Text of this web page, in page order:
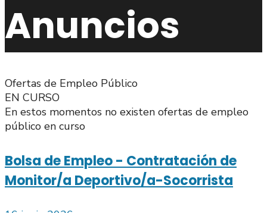
Anuncios
Ofertas de Empleo Público
EN CURSO
En estos momentos no existen ofertas de empleo
público en curso
Bolsa de Empleo - Contratación de
Monitor/a Deportivo/a-Socorrista